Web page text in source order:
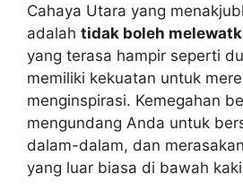
Cahaya Utara yang
adalah tidak boleh
yang terasa hampir seperti
memiliki kekuatan untuk
menginspirasi. Kemegahan
mengundang Anda untuk
dalam-dalam, dan
yang luar biasa di bawah